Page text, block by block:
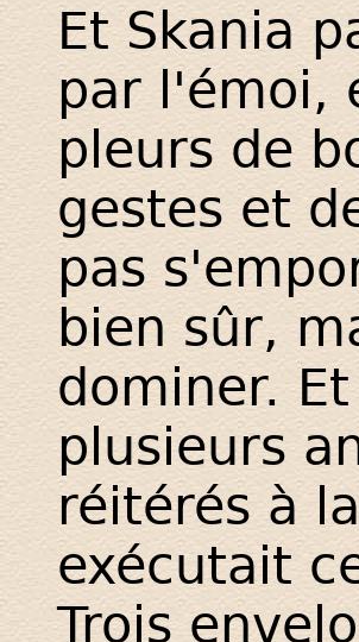
Et Skania
par l'émoi,
pleurs de
gestes et
pas
bien sûr,
dominer.
plusieurs
réitérés à
exécutait
Trois